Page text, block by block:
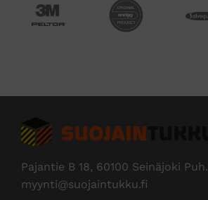
Pajantie B 18, 60100 Seinäjoki Puh.
myynti@suojaintukku.fi